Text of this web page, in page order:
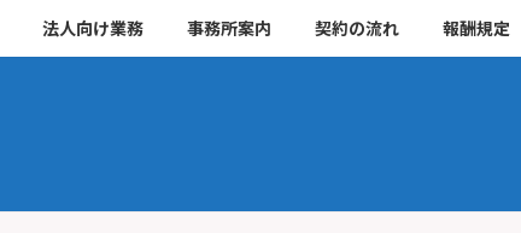
法人向け業務 事務所案内 契約の流れ 報酬規定